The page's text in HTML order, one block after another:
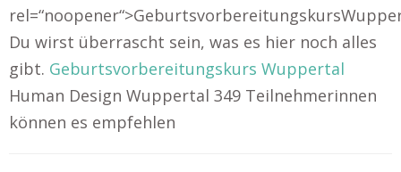
Du wirst überrascht sein, was es hier noch alles
gibt. Geburtsvorbereitungskurs Wuppertal
Human Design Wuppertal 349 Teilnehmerinnen
können es empfehlen